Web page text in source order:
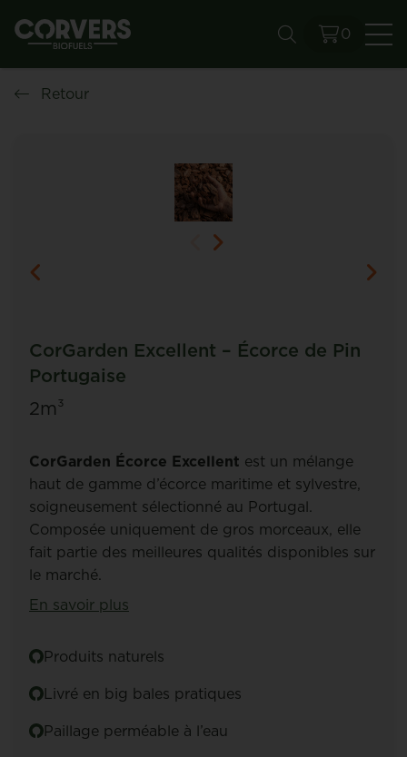
0
Retour
CorGarden Excellent – Écorce de Pin
Portugaise
2m³
CorGarden Écorce Excellent est un mélange
haut de gamme d’écorce maritime et sylvestre,
soigneusement sélectionné au Portugal.
Composée uniquement de gros morceaux, elle
fait partie des meilleures qualités disponibles sur
le marché.
En savoir plus
Produits naturels
Livré en big bales pratiques
Paillage perméable à l’eau